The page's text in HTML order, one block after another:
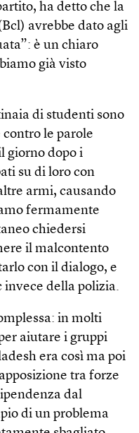
ha detto che la
avrebbe dato agli
è un chiaro
già visto
di studenti sono
contro le parole
giorno dopo i
su di loro con
armi, causando
fermamente
chiedersi
il malcontento
con il dialogo, e
invece della polizia.
in molti
aiutare i gruppi
era così ma poi
tra forze
dal
di un problema